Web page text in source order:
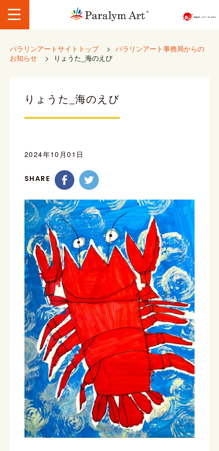
パラリンアートサイトトップ > パラリンアート事務局からの
お知らせ
> りょうた_海のえび
りょうた_海のえび
2024年10月01日
SHARE